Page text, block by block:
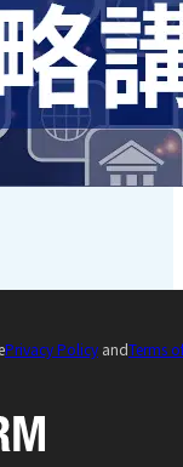
Privacy Policy andTerms